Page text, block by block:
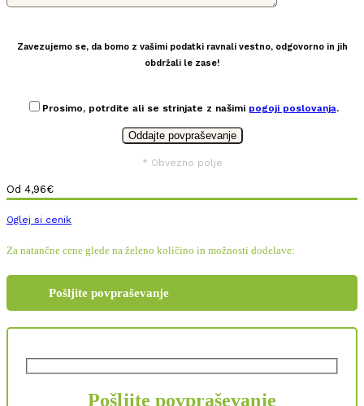
Zavezujemo se, da bomo z vašimi podatki ravnali vestno, odgovorno in jih
obdržali le zase!
Prosimo, potrdite ali se strinjate z našimi pogoji poslovanja.
* Obvezno polje
Od 4,96€
Oglej si cenik
Za natančne cene glede na želeno količino in možnosti dodelave:
Pošljite povpraševanje
Pošljite povpraševanje